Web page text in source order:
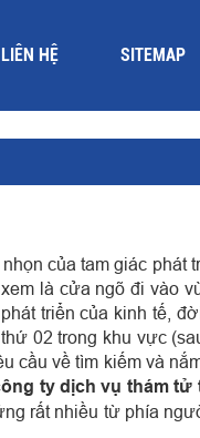
LIÊN HỆ SITEMAP
của tam giác phát
là cửa ngõ đi vào
triển của kinh tế,
02 trong khu vực
cầu về tìm kiếm và
ty dịch vụ thám tử
rất nhiều từ phía